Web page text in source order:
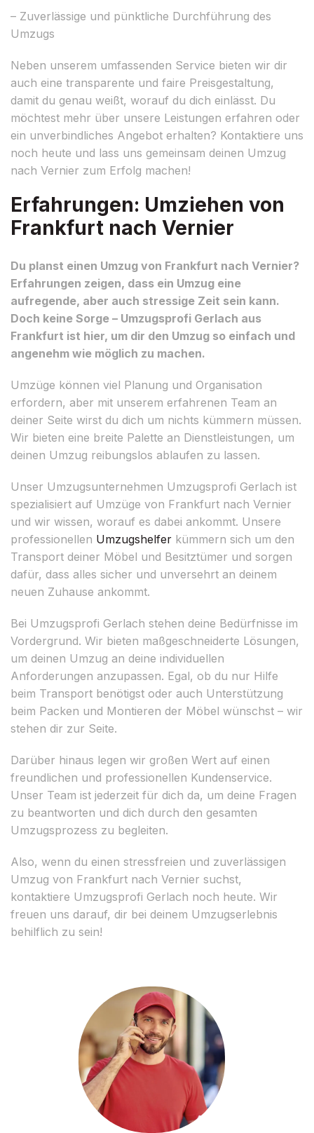
– Zuverlässige und pünktliche Durchführung des
Umzugs
Neben unserem umfassenden Service bieten wir dir
auch eine transparente und faire Preisgestaltung,
damit du genau weißt, worauf du dich einlässt. Du
möchtest mehr über unsere Leistungen erfahren oder
ein unverbindliches Angebot erhalten? Kontaktiere uns
noch heute und lass uns gemeinsam deinen Umzug
nach Vernier zum Erfolg machen!
Erfahrungen: Umziehen von
Frankfurt nach Vernier
Du planst einen Umzug von Frankfurt nach Vernier?
Erfahrungen zeigen, dass ein Umzug eine
aufregende, aber auch stressige Zeit sein kann.
Doch keine Sorge – Umzugsprofi Gerlach aus
Frankfurt ist hier, um dir den Umzug so einfach und
angenehm wie möglich zu machen.
Umzüge können viel Planung und Organisation
erfordern, aber mit unserem erfahrenen Team an
deiner Seite wirst du dich um nichts kümmern müssen.
Wir bieten eine breite Palette an Dienstleistungen, um
deinen Umzug reibungslos ablaufen zu lassen.
Unser Umzugsunternehmen Umzugsprofi Gerlach ist
spezialisiert auf Umzüge von Frankfurt nach Vernier
und wir wissen, worauf es dabei ankommt. Unsere
professionellen Umzugshelfer kümmern sich um den
Transport deiner Möbel und Besitztümer und sorgen
dafür, dass alles sicher und unversehrt an deinem
neuen Zuhause ankommt.
Bei Umzugsprofi Gerlach stehen deine Bedürfnisse im
Vordergrund. Wir bieten maßgeschneiderte Lösungen,
um deinen Umzug an deine individuellen
Anforderungen anzupassen. Egal, ob du nur Hilfe
beim Transport benötigst oder auch Unterstützung
beim Packen und Montieren der Möbel wünschst – wir
stehen dir zur Seite.
Darüber hinaus legen wir großen Wert auf einen
freundlichen und professionellen Kundenservice.
Unser Team ist jederzeit für dich da, um deine Fragen
zu beantworten und dich durch den gesamten
Umzugsprozess zu begleiten.
Also, wenn du einen stressfreien und zuverlässigen
Umzug von Frankfurt nach Vernier suchst,
kontaktiere Umzugsprofi Gerlach noch heute. Wir
freuen uns darauf, dir bei deinem Umzugserlebnis
behilflich zu sein!